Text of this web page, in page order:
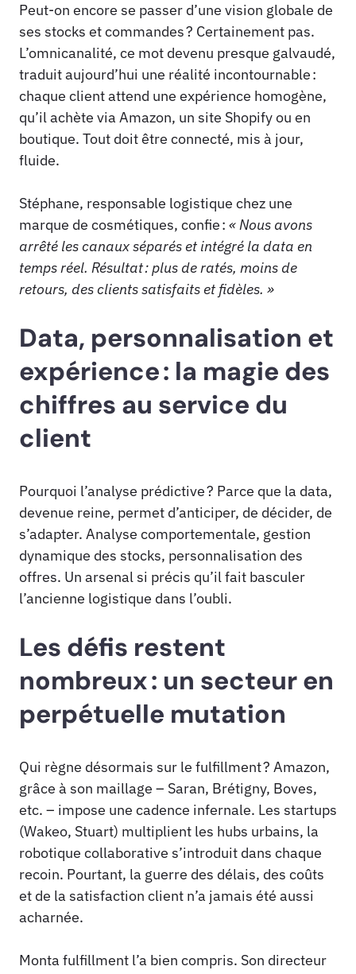
Peut-on encore se passer d’une vision globale de
ses stocks et commandes ? Certainement pas.
L’omnicanalité, ce mot devenu presque galvaudé,
traduit aujourd’hui une réalité incontournable :
chaque client attend une expérience homogène,
qu’il achète via Amazon, un site Shopify ou en
boutique. Tout doit être connecté, mis à jour,
fluide.
Stéphane, responsable logistique chez une
marque de cosmétiques, confie : « Nous avons
arrêté les canaux séparés et intégré la data en
temps réel. Résultat : plus de ratés, moins de
retours, des clients satisfaits et fidèles. »
Data, personnalisation et
expérience : la magie des
chiffres au service du
client
Pourquoi l’analyse prédictive ? Parce que la data,
devenue reine, permet d’anticiper, de décider, de
s’adapter. Analyse comportementale, gestion
dynamique des stocks, personnalisation des
offres. Un arsenal si précis qu’il fait basculer
l’ancienne logistique dans l’oubli.
Les défis restent
nombreux : un secteur en
perpétuelle mutation
Qui règne désormais sur le fulfillment ? Amazon,
grâce à son maillage – Saran, Brétigny, Boves,
etc. – impose une cadence infernale. Les startups
(Wakeo, Stuart) multiplient les hubs urbains, la
robotique collaborative s’introduit dans chaque
recoin. Pourtant, la guerre des délais, des coûts
et de la satisfaction client n’a jamais été aussi
acharnée.
Monta fulfillment l’a bien compris. Son directeur